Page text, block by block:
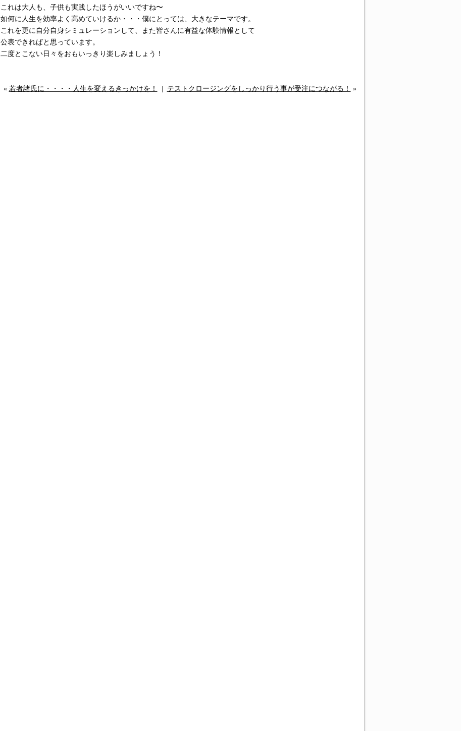
これは大人も、子供も実践したほうがいいですね〜
如何に人生を効率よく高めていけるか・・・僕にとっては、大きなテーマです。
これを更に自分自身シミュレーションして、また皆さんに有益な体験情報として
公表できればと思っています。
二度とこない日々をおもいっきり楽しみましょう！
« 若者諸氏に・・・・人生を変えるきっかけを！ テストクロージングをしっかり行う事が受注につながる！ »